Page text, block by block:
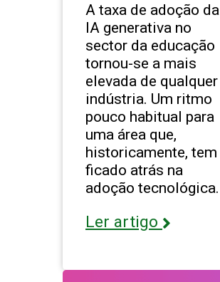
A taxa de adoção da
IA generativa no
sector da educação
tornou-se a mais
elevada de qualquer
indústria. Um ritmo
pouco habitual para
uma área que,
historicamente, tem
ficado atrás na
adoção tecnológica.
Ler artigo